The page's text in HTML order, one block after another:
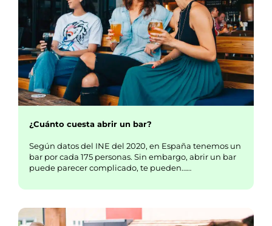
¿Cuánto cuesta abrir un bar?
Según datos del INE del 2020, en España tenemos un
bar por cada 175 personas. Sin embargo, abrir un bar
puede parecer complicado, te pueden……